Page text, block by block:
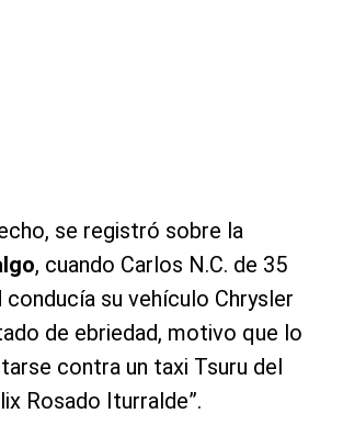
se registró sobre la
, cuando Carlos N.C. de 35
conducía su vehículo Chrysler
de ebriedad, motivo que lo
contra un taxi Tsuru del
Rosado Iturralde”.